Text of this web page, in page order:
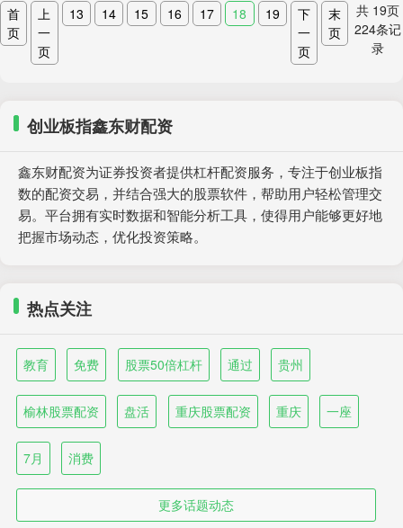
首
页
上
一
页
13 14 15 16 17 18 19
下
一
页
末
页
共 19页
224条记
录
创业板指鑫东财配资
鑫东财配资为证券投资者提供杠杆配资服务，专注于创业板指
数的配资交易，并结合强大的股票软件，帮助用户轻松管理交
易。平台拥有实时数据和智能分析工具，使得用户能够更好地
把握市场动态，优化投资策略。
热点关注
教育 免费 股票50倍杠杆 通过 贵州
榆林股票配资 盘活 重庆股票配资 重庆 一座
7月 消费
更多话题动态